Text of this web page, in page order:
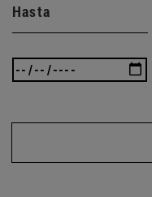
Hasta